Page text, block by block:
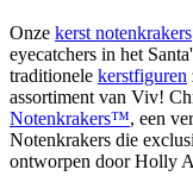
Onze kerst notenkrakers
eyecatchers in het
traditionele kerstfiguren
assortiment van Viv!
Notenkrakers™, een
Notenkrakers die
ontworpen door Holly